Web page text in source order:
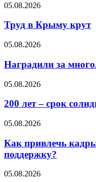
05.08.2026
Труд в Крыму крут
05.08.2026
Наградили за
05.08.2026
200 лет – срок
05.08.2026
Как привлечь
поддержку?
05.08.2026